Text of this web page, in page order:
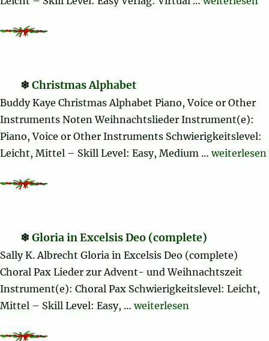
Christmas Alphabet
Buddy Kaye Christmas Alphabet Piano, Voice or Other
Instruments Noten Weihnachtslieder Instrument(e):
Piano, Voice or Other Instruments Schwierigkeitslevel:
Leicht, Mittel – Skill Level: Easy, Medium …„Christmas
weiterlesen
Gloria in Excelsis Deo (complete)
Sally K. Albrecht Gloria in Excelsis Deo (complete)
Choral Pax Lieder zur Advent- und Weihnachtszeit
Instrument(e): Choral Pax Schwierigkeitslevel: Leicht,
Mittel – Skill Level: Easy, …„Gloria in Excelsis Deo
weiterlesen